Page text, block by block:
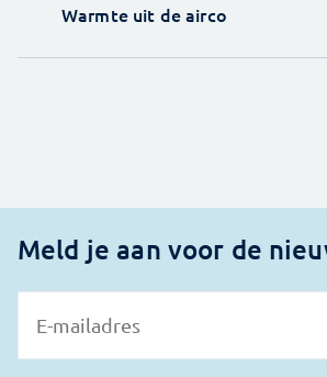
Warmte uit de airco
Meld je aan voor de